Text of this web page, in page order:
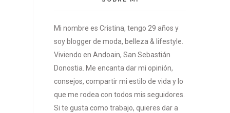
Mi nombre es Cristina, tengo 29 años y
soy blogger de moda, belleza & lifestyle.
Viviendo en Andoain, San Sebastián
Donostia. Me encanta dar mi opinión,
consejos, compartir mi estilo de vida y lo
que me rodea con todos mis seguidores.
Si te gusta como trabajo, quieres dar a